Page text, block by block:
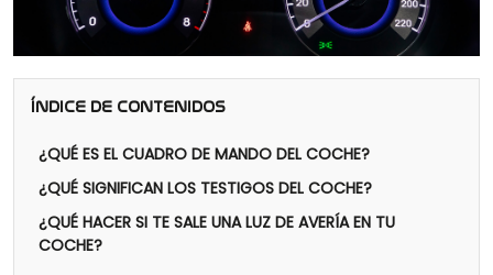
ÍNDICE DE CONTENIDOS
¿QUÉ ES EL CUADRO DE MANDO DEL COCHE?
¿QUÉ SIGNIFICAN LOS TESTIGOS DEL COCHE?
¿QUÉ HACER SI TE SALE UNA LUZ DE AVERÍA EN TU
COCHE?